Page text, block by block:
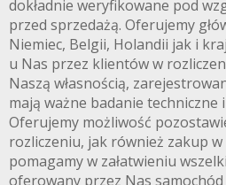
dokładnie weryfikowane pod
przed sprzedażą. Oferujemy
Niemiec, Belgii, Holandii jak i
u Nas przez klientów w
Naszą własnością,
mają ważne badanie techniczne
Oferujemy możliwość
rozliczeniu, jak również zakup
pomagamy w załatwieniu
oferowany przez Nas